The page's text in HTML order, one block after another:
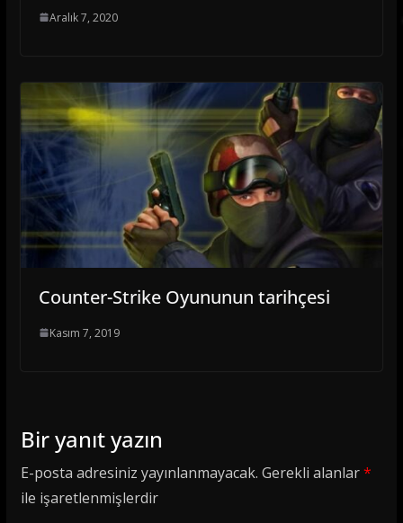
Aralık 7, 2020
Counter-Strike Oyununun tarihçesi
Kasım 7, 2019
Bir yanıt yazın
E-posta adresiniz yayınlanmayacak. Gerekli alanlar*
ile işaretlenmişlerdir